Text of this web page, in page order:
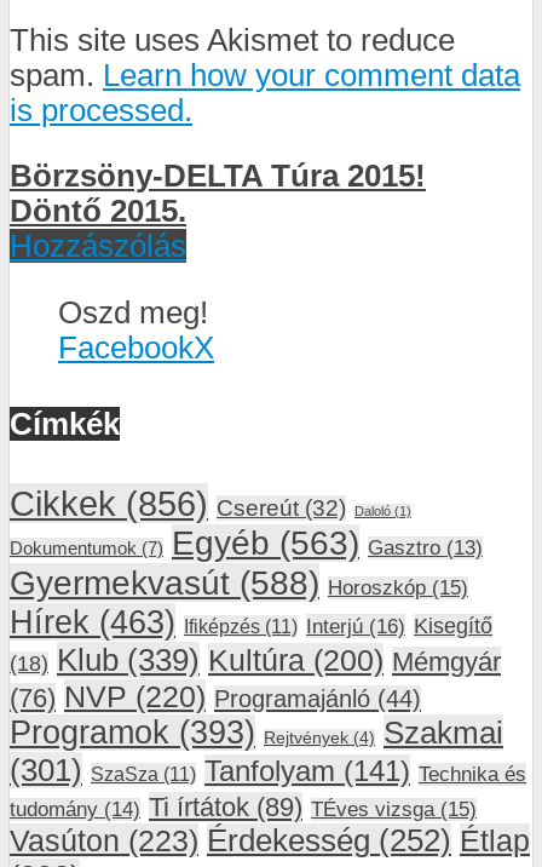
This site uses Akismet to reduce
spam. Learn how your comment data
is processed.
Börzsöny-DELTA Túra 2015!
Döntő 2015.
Hozzászólás
Oszd meg!
FacebookX
Címkék
Cikkek (856) Csereút (32) Daloló (1)
Dokumentumok (7) Egyéb (563) Gasztro (13)
Gyermekvasút (588) Horoszkóp (15)
Hírek (463) Ifiképzés (11) Interjú (16) Kisegítő
(18) Klub (339) Kultúra (200) Mémgyár
(76) NVP (220) Programajánló (44)
Programok (393) Rejtvények (4) Szakmai
(301) SzaSza (11) Tanfolyam (141) Technika és
tudomány (14) Ti írtátok (89) TÉves vizsga(15)
Vasúton (223) Érdekesség (252) Étlap